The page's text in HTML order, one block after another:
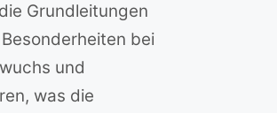
Grundleitungen
bei
und
was die